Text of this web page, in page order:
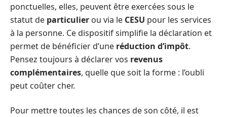
ponctuelles, elles, peuvent être exercées sous le
statut de particulier ou via le CESU pour les services
à la personne. Ce dispositif simplifie la déclaration et
permet de bénéficier d’une réduction d’impôt.
Pensez toujours à déclarer vos revenus
complémentaires, quelle que soit la forme : l’oubli
peut coûter cher.
Pour mettre toutes les chances de son côté, il est